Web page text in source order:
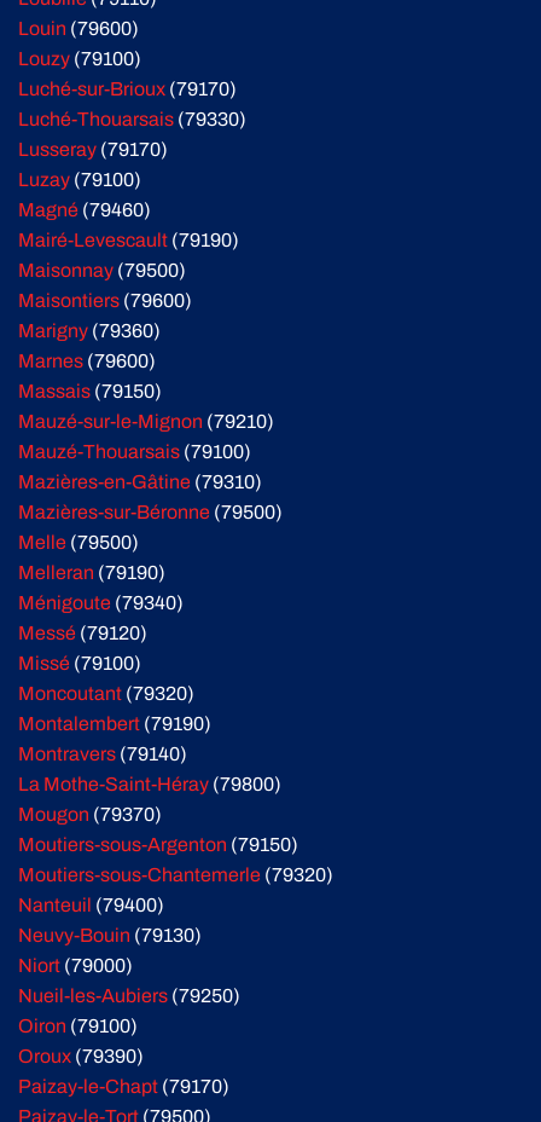
Louin (79600)
Louzy (79100)
Luché-sur-Brioux (79170)
Luché-Thouarsais (79330)
Lusseray (79170)
Luzay (79100)
Magné (79460)
Mairé-Levescault (79190)
Maisonnay (79500)
Maisontiers (79600)
Marigny (79360)
Marnes (79600)
Massais (79150)
Mauzé-sur-le-Mignon (79210)
Mauzé-Thouarsais (79100)
Mazières-en-Gâtine (79310)
Mazières-sur-Béronne (79500)
Melle (79500)
Melleran (79190)
Ménigoute (79340)
Messé (79120)
Missé (79100)
Moncoutant (79320)
Montalembert (79190)
Montravers (79140)
La Mothe-Saint-Héray (79800)
Mougon (79370)
Moutiers-sous-Argenton (79150)
Moutiers-sous-Chantemerle (79320)
Nanteuil (79400)
Neuvy-Bouin (79130)
Niort (79000)
Nueil-les-Aubiers (79250)
Oiron (79100)
Oroux (79390)
Paizay-le-Chapt (79170)
Paizay-le-Tort (79500)